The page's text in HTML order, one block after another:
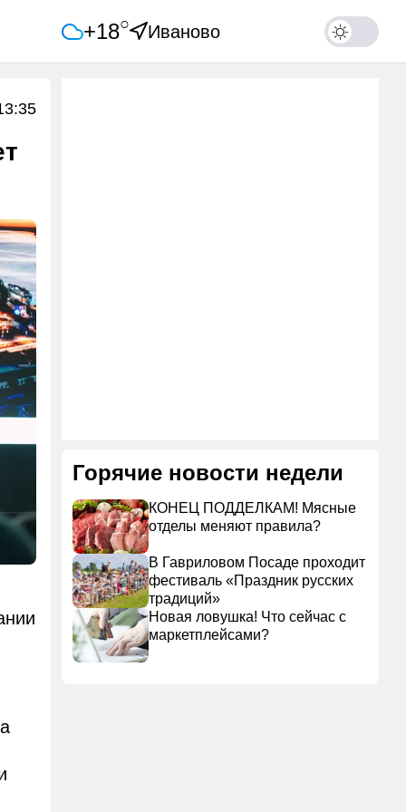
+18○ Иваново
Горячие новости недели
КОНЕЦ ПОДДЕЛКАМ! Мясные
отделы меняют правила?
В Гавриловом Посаде проходит
фестиваль «Праздник русских
традиций»
Новая ловушка! Что сейчас с
маркетплейсами?